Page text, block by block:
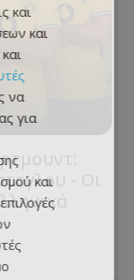
- Οι
και
και
να
για
και